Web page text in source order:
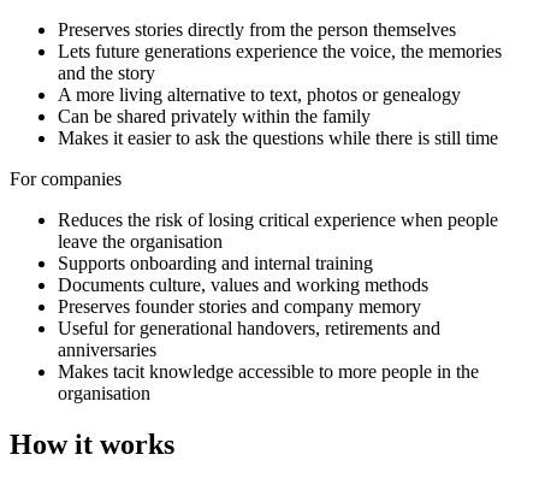
Preserves stories directly from the person themselves
Lets future generations experience the voice, the memories
and the story
A more living alternative to text, photos or genealogy
Can be shared privately within the family
Makes it easier to ask the questions while there is still time
For companies
Reduces the risk of losing critical experience when people
leave the organisation
Supports onboarding and internal training
Documents culture, values and working methods
Preserves founder stories and company memory
Useful for generational handovers, retirements and
anniversaries
Makes tacit knowledge accessible to more people in the
organisation
How it works